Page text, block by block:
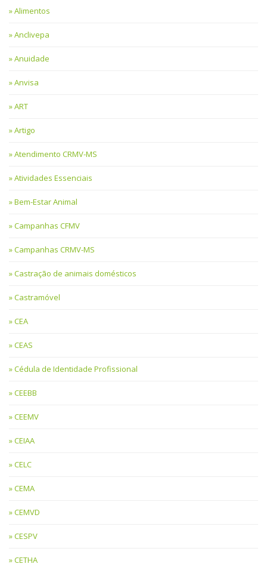
Alimentos
Anclivepa
Anuidade
Anvisa
ART
Artigo
Atendimento CRMV-MS
Atividades Essenciais
Bem-Estar Animal
Campanhas CFMV
Campanhas CRMV-MS
Castração de animais domésticos
Castramóvel
CEA
CEAS
Cédula de Identidade Profissional
CEEBB
CEEMV
CEIAA
CELC
CEMA
CEMVD
CESPV
CETHA